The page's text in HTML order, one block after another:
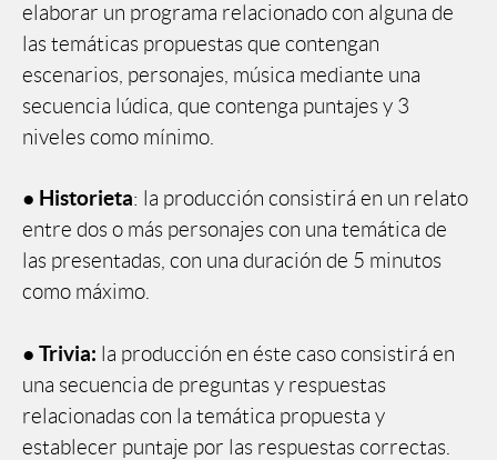
elaborar un programa relacionado con alguna de
las temáticas propuestas que contengan
escenarios, personajes, música mediante una
secuencia lúdica, que contenga puntajes y 3
niveles como mínimo.
● Historieta: la producción consistirá en un relato
entre dos o más personajes con una temática de
las presentadas, con una duración de 5 minutos
como máximo.
● Trivia: la producción en éste caso consistirá en
una secuencia de preguntas y respuestas
relacionadas con la temática propuesta y
establecer puntaje por las respuestas correctas.